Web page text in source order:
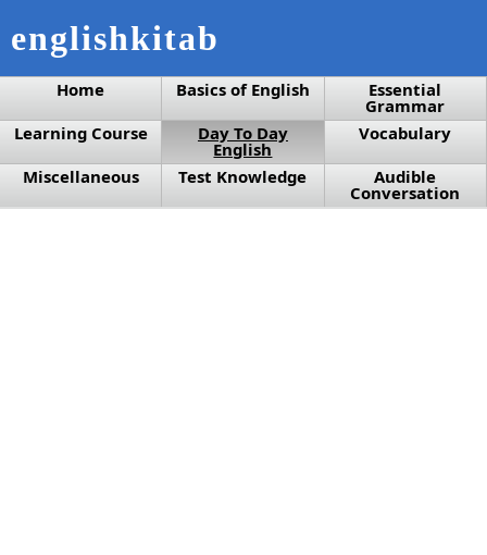
englishkitab
Home Basics of English Essential
Grammar
Learning Course
Day To Day
English
Vocabulary
Miscellaneous
Test Knowledge Audible
Conversation